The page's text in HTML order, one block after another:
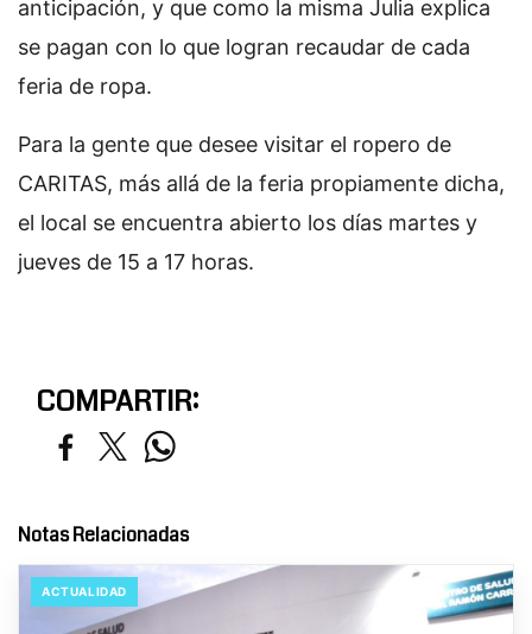
anticipación, y que como la misma Julia explica
se pagan con lo que logran recaudar de cada
feria de ropa.
Para la gente que desee visitar el ropero de
CARITAS, más allá de la feria propiamente dicha,
el local se encuentra abierto los días martes y
jueves de 15 a 17 horas.
COMPARTIR:
Notas Relacionadas
ACTUALIDAD